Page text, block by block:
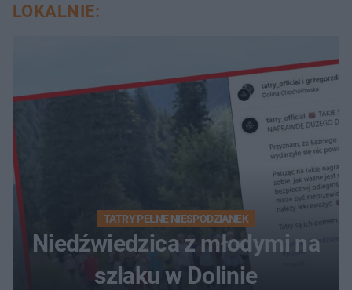
LOKALNIE:
TATRY PEŁNE NIESPODZIANEK
Niedźwiedzica z młodymi na
szlaku w Dolinie